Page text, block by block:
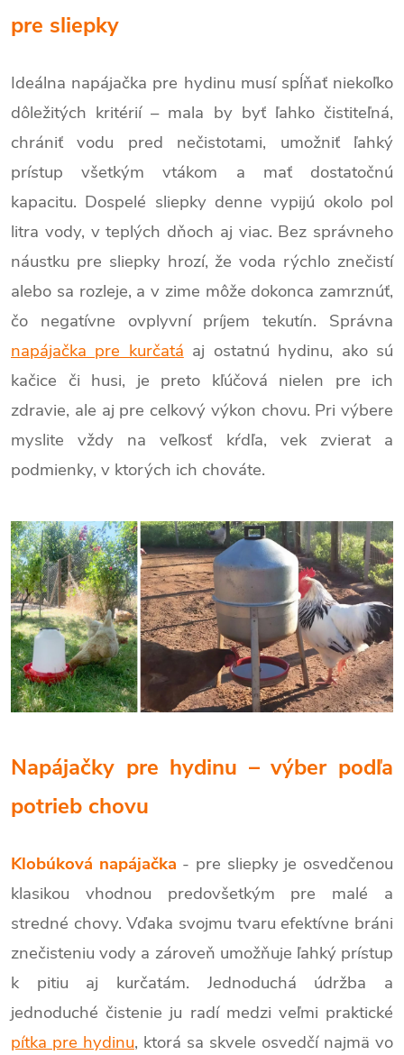
pre sliepky
Ideálna napájačka pre hydinu musí spĺňať niekoľko
dôležitých kritérií – mala by byť ľahko čistiteľná,
chrániť vodu pred nečistotami, umožniť ľahký
prístup všetkým vtákom a mať dostatočnú
kapacitu. Dospelé sliepky denne vypijú okolo pol
litra vody, v teplých dňoch aj viac. Bez správneho
náustku pre sliepky hrozí, že voda rýchlo znečistí
alebo sa rozleje, a v zime môže dokonca zamrznúť,
čo negatívne ovplyvní príjem tekutín. Správna
napájačka pre kurčatá aj ostatnú hydinu, ako sú
kačice či husi, je preto kľúčová nielen pre ich
zdravie, ale aj pre celkový výkon chovu. Pri výbere
myslite vždy na veľkosť kŕdľa, vek zvierat a
podmienky, v ktorých ich chováte.
Napájačky pre hydinu – výber podľa
potrieb chovu
Klobúková napájačka - pre sliepky je osvedčenou
klasikou vhodnou predovšetkým pre malé a
stredné chovy. Vďaka svojmu tvaru efektívne bráni
znečisteniu vody a zároveň umožňuje ľahký prístup
k pitiu aj kurčatám. Jednoduchá údržba a
jednoduché čistenie ju radí medzi veľmi praktické
pítka pre hydinu, ktorá sa skvele osvedčí najmä vo